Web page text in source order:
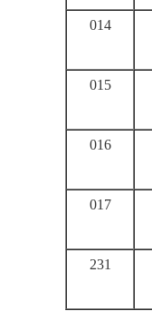
014
015
016
017
231